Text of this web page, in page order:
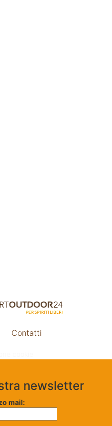
Contatti
newsletter
mail: